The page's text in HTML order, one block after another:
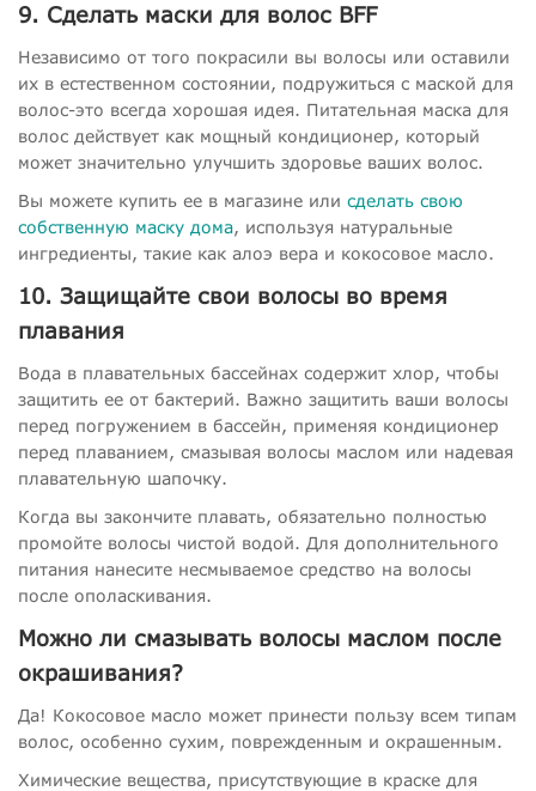
9. Сделать маски для волос BFF
Независимо от того покрасили вы волосы или оставили
их в естественном состоянии, подружиться с маской для
волос-это всегда хорошая идея. Питательная маска для
волос действует как мощный кондиционер, который
может значительно улучшить здоровье ваших волос.
Вы можете купить ее в магазине или сделать свою
собственную маску дома, используя натуральные
ингредиенты, такие как алоэ вера и кокосовое масло.
10. Защищайте свои волосы во время
плавания
Вода в плавательных бассейнах содержит хлор, чтобы
защитить ее от бактерий. Важно защитить ваши волосы
перед погружением в бассейн, применяя кондиционер
перед плаванием, смазывая волосы маслом или надевая
плавательную шапочку.
Когда вы закончите плавать, обязательно полностью
промойте волосы чистой водой. Для дополнительного
питания нанесите несмываемое средство на волосы
после ополаскивания.
Можно ли смазывать волосы маслом после
окрашивания?
Да! Кокосовое масло может принести пользу всем типам
волос, особенно сухим, поврежденным и окрашенным.
Химические вещества, присутствующие в краске для